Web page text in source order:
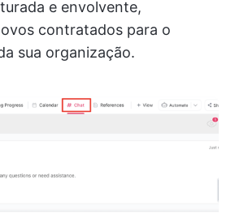
e envolvente,
contratados para o
sua organização.